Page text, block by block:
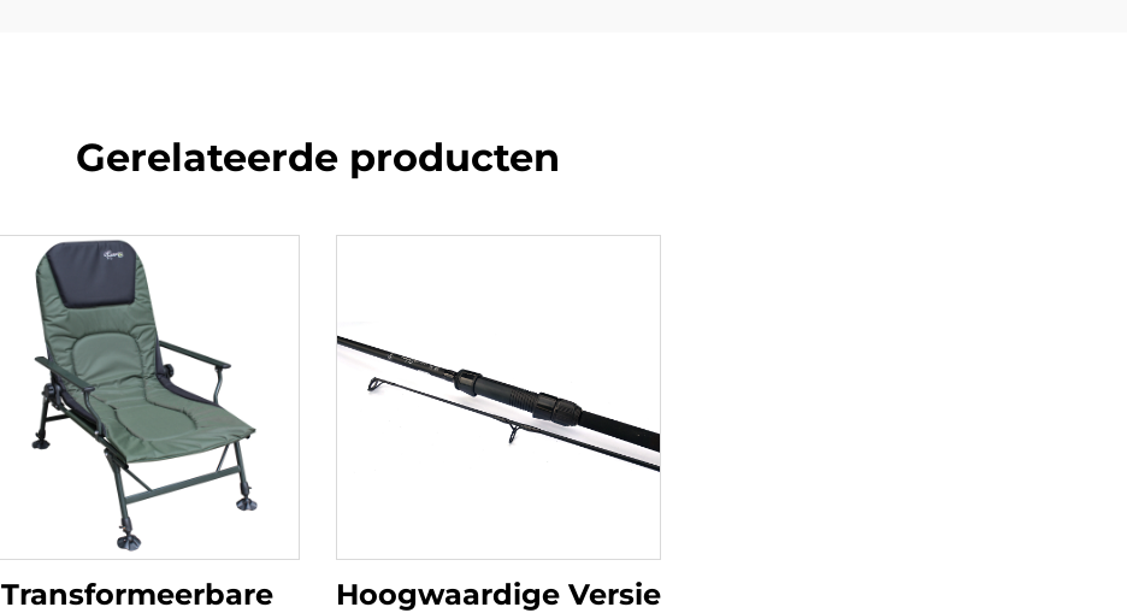
Gerelateerde producten
Transformeerbare
Hoogwaardige Versie